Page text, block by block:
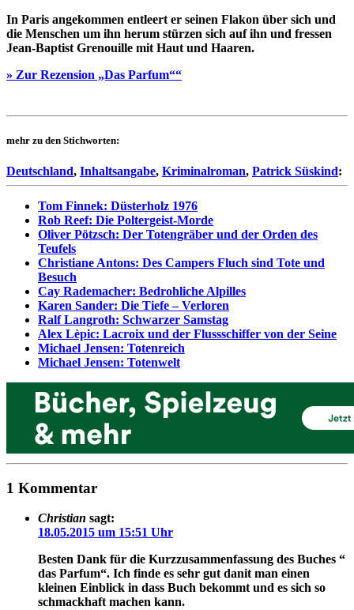
In Paris angekommen entleert er seinen Flakon über sich und
die Menschen um ihn herum stürzen sich auf ihn und fressen
Jean-Baptist Grenouille mit Haut und Haaren.
» Zur Rezension „Das Parfum““
mehr zu den Stichworten:
Deutschland, Inhaltsangabe, Kriminalroman, Patrick Süskind:
Tom Finnek: Düsterholz 1976
Rob Reef: Die Poltergeist-Morde
Oliver Pötzsch: Der Totengräber und der Orden des
Teufels
Christiane Antons: Des Campers Fluch sind Tote und
Besuch
Cay Rademacher: Bedrohliche Alpilles
Karen Sander: Die Tiefe – Verloren
Ralf Langroth: Schwarzer Samstag
Alex Lèpic: Lacroix und der Flussschiffer von der Seine
Michael Jensen: Totenreich
Michael Jensen: Totenwelt
1 Kommentar
Christian sagt:
18.05.2015 um 15:51 Uhr
Besten Dank für die Kurzzusammenfassung des Buches “
das Parfum“. Ich finde es sehr gut danit man einen
kleinen Einblick in dass Buch bekommt und es sich so
schmackhaft machen kann.